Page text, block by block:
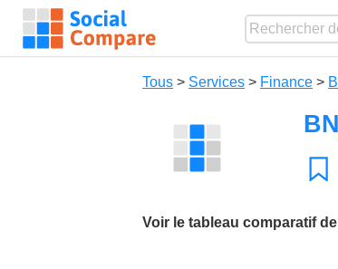
Tous > Services > Finance >
Voir le tableau comparatif